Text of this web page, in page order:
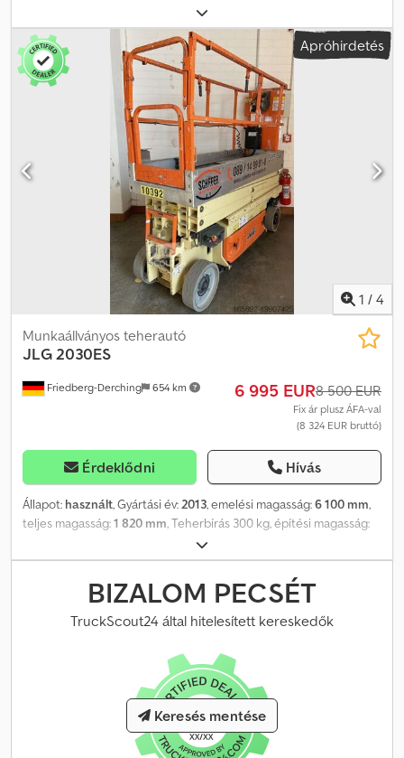
információért forduljon a Használt Gépek Központhoz.
Apróhirdetés
1 / 4
Friedberg-Derching 654 km
Munkaállványos teherautó
JLG2030ES
6 995 EUR8 500 EUR
Fix ár plusz ÁFA-val
(8 324 EUR bruttó)
Érdeklődni Hívás
Állapot: használt, Gyártási év:2013, emelési magasság:6 100 mm,
teljes magasság:1 820 mm, Teherbírás 300 kg, építési magasság:
1820 mm, emelési magasság: 6100 mm, szerkezeti szélesség: 760
mm, használt JLB 2030ES ollós emelő, világos abroncsok,
géphossz 2300 mm, munkamagasság 8,10 m, kinyújtott
platformmagasság 6,10 m, építési magasság 1820 mm, villakeret
szélessége: 760 mm. Dsdow Uu Nbepfx Afrjkr
BIZALOM PECSÉT
TruckScout24 által hitelesített kereskedők
Keresés mentése